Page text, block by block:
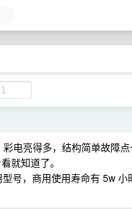
电亮得多，结构简单故障
就知道了。
号，商用使用寿命有 5w